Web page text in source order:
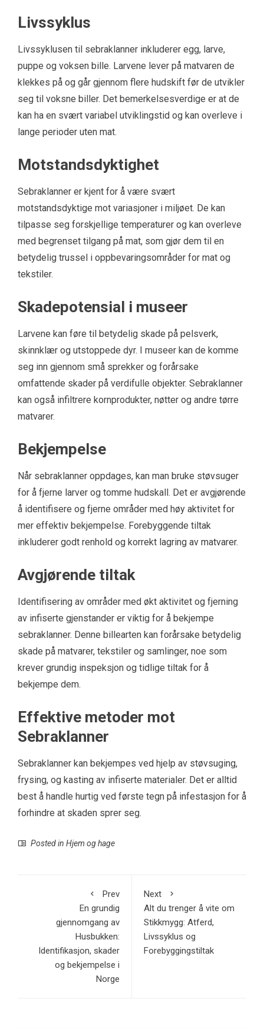
Livssyklus
Livssyklusen til sebraklanner inkluderer egg, larve,
puppe og voksen bille. Larvene lever på matvaren de
klekkes på og går gjennom flere hudskift før de utvikler
seg til voksne biller. Det bemerkelsesverdige er at de
kan ha en svært variabel utviklingstid og kan overleve i
lange perioder uten mat.
Motstandsdyktighet
Sebraklanner er kjent for å være svært
motstandsdyktige mot variasjoner i miljøet. De kan
tilpasse seg forskjellige temperaturer og kan overleve
med begrenset tilgang på mat, som gjør dem til en
betydelig trussel i oppbevaringsområder for mat og
tekstiler.
Skadepotensial i museer
Larvene kan føre til betydelig skade på pelsverk,
skinnklær og utstoppede dyr. I museer kan de komme
seg inn gjennom små sprekker og forårsake
omfattende skader på verdifulle objekter. Sebraklanner
kan også infiltrere kornprodukter, nøtter og andre tørre
matvarer.
Bekjempelse
Når sebraklanner oppdages, kan man bruke støvsuger
for å fjerne larver og tomme hudskall. Det er avgjørende
å identifisere og fjerne områder med høy aktivitet for
mer effektiv bekjempelse. Forebyggende tiltak
inkluderer godt renhold og korrekt lagring av matvarer.
Avgjørende tiltak
Identifisering av områder med økt aktivitet og fjerning
av infiserte gjenstander er viktig for å bekjempe
sebraklanner. Denne billearten kan forårsake betydelig
skade på matvarer, tekstiler og samlinger, noe som
krever grundig inspeksjon og tidlige tiltak for å
bekjempe dem.
Effektive metoder mot
Sebraklanner
Sebraklanner kan bekjempes ved hjelp av støvsuging,
frysing, og kasting av infiserte materialer. Det er alltid
best å handle hurtig ved første tegn på infestasjon for å
forhindre at skaden sprer seg.
Posted in Hjem og hage
Prev
En grundig
gjennomgang av
Husbukken:
Identifikasjon, skader
og bekjempelse i
Norge
Next
Alt du trenger å vite om
Stikkmygg: Atferd,
Livssyklus og
Forebyggingstiltak